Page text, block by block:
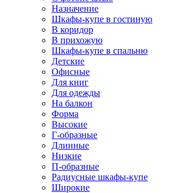
Назначение
Шкафы-купе в гостиную
В коридор
В прихожую
Шкафы-купе в спальню
Детские
Офисные
Для книг
Для одежды
На балкон
Форма
Высокие
Г-образные
Длинные
Низкие
П-образные
Радиусные шкафы-купе
Широкие